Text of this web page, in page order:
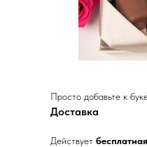
Просто добавьте к
Доставка
Действует